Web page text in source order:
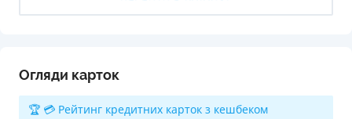
Огляди карток
🏆 💳 Рейтинг кредитних карток з кешбеком